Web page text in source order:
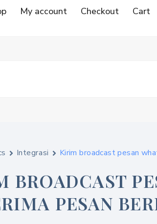
My account Checkout Cart
Integrasi Kirim broadcast pesan
BROADCAST
PESAN